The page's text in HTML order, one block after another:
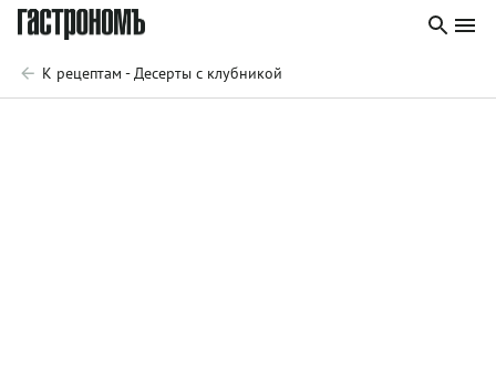
К рецептам - Десерты с клубникой